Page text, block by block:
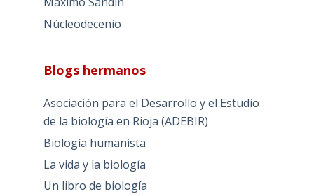
Núcleodecenio
Blogs hermanos
Asociación para el Desarrollo y el Estudio
de la biología en Rioja (ADEBIR)
Biología humanista
La vida y la biología
Un libro de biología